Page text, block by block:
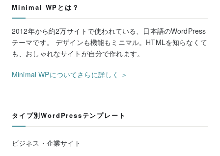
Minimal WPとは？
2012年から約2万サイトで使われている、日本語のWordPress
テーマです。 デザインも機能もミニマル。HTMLを知らなくて
も、おしゃれなサイトが自分で作れます。
Minimal WPについてさらに詳しく ＞
タイプ別WordPressテンプレート
ビジネス・企業サイト